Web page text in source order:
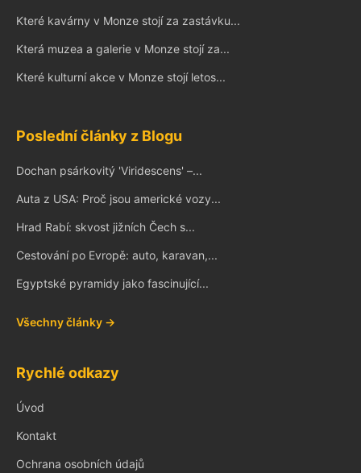
Které kavárny v Monze stojí za zastávku...
Která muzea a galerie v Monze stojí za...
Které kulturní akce v Monze stojí letos...
Poslední články z Blogu
Dochan psárkovitý 'Viridescens' –...
Auta z USA: Proč jsou americké vozy...
Hrad Rabí: skvost jižních Čech s...
Cestování po Evropě: auto, karavan,...
Egyptské pyramidy jako fascinující...
Všechny články →
Rychlé odkazy
Úvod
Kontakt
Ochrana osobních údajů